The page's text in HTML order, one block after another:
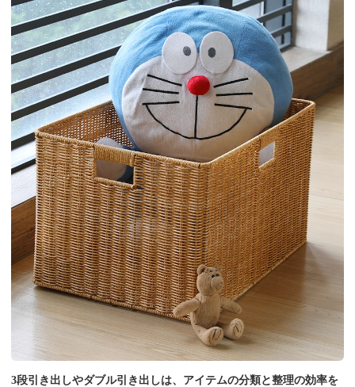
3段引き出しやダブル引き出しは、アイテムの分類と整理の効率を